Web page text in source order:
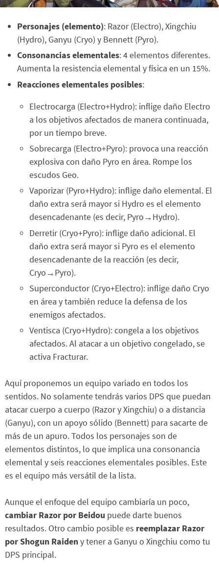
Personajes (elemento): Razor (Electro), Xingchiu
(Hydro), Ganyu (Cryo) y Bennett (Pyro).
Consonancias elementales: 4 elementos diferentes.
Aumenta la resistencia elemental y física en un 15%.
Reacciones elementales posibles:
Electrocarga (Electro+Hydro): inflige daño Electro
a los objetivos afectados de manera continuada,
por un tiempo breve.
Sobrecarga (Electro+Pyro): provoca una reacción
explosiva con daño Pyro en área. Rompe los
escudos Geo.
Vaporizar (Pyro+Hydro): inflige daño elemental. El
daño extra será mayor si Hydro es el elemento
desencadenante (es decir, Pyro→Hydro).
Derretir (Cryo+Pyro): inflige daño adicional. El
daño extra será mayor si Pyro es el elemento
desencadenante de la reacción (es decir,
Cryo→Pyro).
Superconductor (Cryo+Electro): inflige daño Cryo
en área y también reduce la defensa de los
enemigos afectados.
Ventisca (Cryo+Hydro): congela a los objetivos
afectados. Al atacar a un objetivo congelado, se
activa Fracturar.
Aquí proponemos un equipo variado en todos los
sentidos. No solamente tendrás varios DPS que puedan
atacar cuerpo a cuerpo (Razor y Xingchiu) o a distancia
(Ganyu), con un apoyo sólido (Bennett) para sacarte de
más de un apuro. Todos los personajes son de
elementos distintos, lo que implica una consonancia
elemental y seis reacciones elementales posibles. Este
es el equipo más versátil de la lista.
Aunque el enfoque del equipo cambiaría un poco,
cambiar Razor por Beidou puede darte buenos
resultados. Otro cambio posible es reemplazar Razor
por Shogun Raideny tener a Ganyu o Xingchiu como tu
DPS principal.